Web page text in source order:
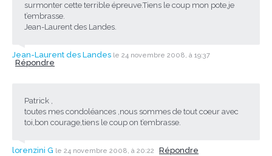
surmonter cette terrible épreuve.Tiens le coup mon pote,je
t’embrasse.
Jean-Laurent des Landes.
Jean-Laurent des Landes le 24 novembre 2008, à 19:37
Répondre
Patrick ,
toutes mes condoléances ,nous sommes de tout coeur avec
toi,bon courage,tiens le coup on t’embrasse.
lorenzini G le 24 novembre 2008, à 20:22 Répondre